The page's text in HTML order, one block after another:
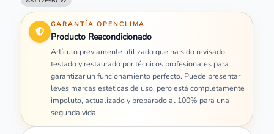
GARANTÍA OPENCLIMA
Producto Reacondicionado
Artículo previamente utilizado que ha sido revisado,
testado y restaurado por técnicos profesionales para
garantizar un funcionamiento perfecto. Puede presentar
leves marcas estéticas de uso, pero está completamente
impoluto, actualizado y preparado al 100% para una
segunda vida.